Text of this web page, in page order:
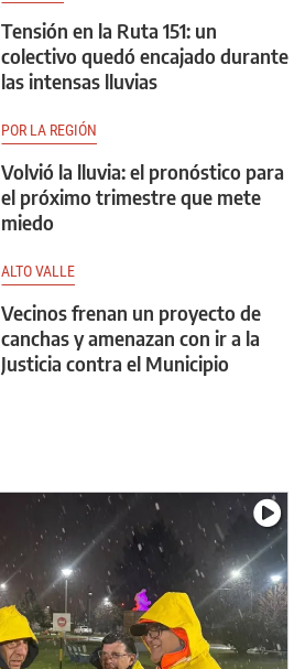
Tensión en la Ruta 151: un
colectivo quedó encajado durante
las intensas lluvias
POR LA REGIÓN
Volvió la lluvia: el pronóstico para
el próximo trimestre que mete
miedo
ALTO VALLE
Vecinos frenan un proyecto de
canchas y amenazan con ir a la
Justicia contra el Municipio